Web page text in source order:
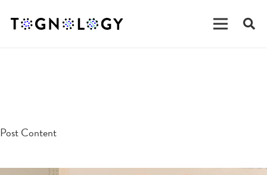
Post Content